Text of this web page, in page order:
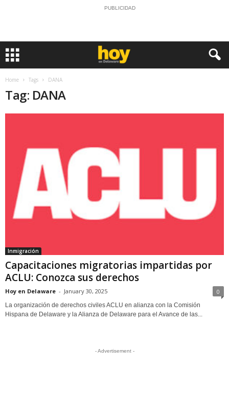
PUBLICIDAD
Home Tags DANA
Tag: DANA
Inmigración
Capacitaciones migratorias impartidas por
ACLU: Conozca sus derechos
Hoy en Delaware - January 30, 2025 0
La organización de derechos civiles ACLU en alianza con la Comisión
Hispana de Delaware y la Alianza de Delaware para el Avance de las...
- Advertisement -